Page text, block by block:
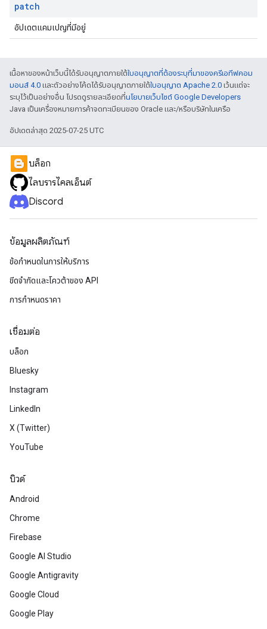
patch
อัปเดตแคมเปญที่มีอยู่
เนื้อหาของหน้าเว็บนี้ได้รับอนุญาตภายใต้ใบอนุญาตที่ต้องระบุที่มาของครีเอทีฟคอม
มอนส์ 4.0 และตัวอย่างโค้ดได้รับอนุญาตภายใต้ใบอนุญาต Apache 2.0 เว้นแต่จะ
ระบุไว้เป็นอย่างอื่น โปรดดูรายละเอียดที่นโยบายเว็บไซต์ Google Developers
Java เป็นเครื่องหมายการค้าจดทะเบียนของ Oracle และ/หรือบริษัทในเครือ
อัปเดตล่าสุด 2025-07-25 UTC
บล็อก
ไลบรารีไคลเอ็นต์
Discord
ข้อมูลผลิตภัณฑ์
ข้อกำหนดในการให้บริการ
ขีดจํากัดและโควต้าของ API
การกำหนดราคา
เชื่อมต่อ
บล็อก
Bluesky
Instagram
LinkedIn
X (Twitter)
YouTube
บิวด์
Android
Chrome
Firebase
Google AI Studio
Google Antigravity
Google Cloud
Google Play